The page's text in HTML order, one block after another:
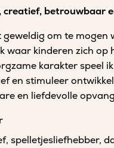
creatief, betrouwbaar
geweldig om te mogen
waar kinderen zich
karakter speel
en stimuleer
en liefdevolle
spelletjesliefhebber,